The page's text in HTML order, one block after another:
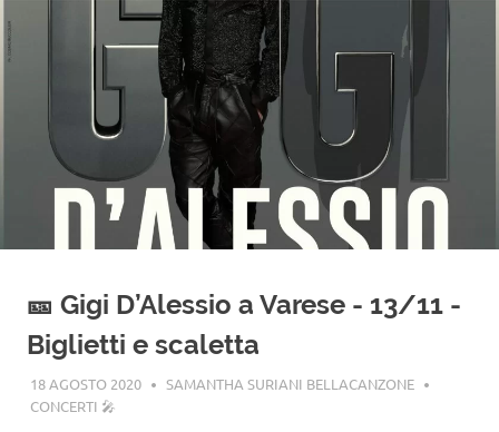
🎫 Gigi D’Alessio a Varese - 13/11 -
Biglietti e scaletta
18 AGOSTO 2020
SAMANTHA SURIANI BELLACANZONE
CONCERTI 🎤